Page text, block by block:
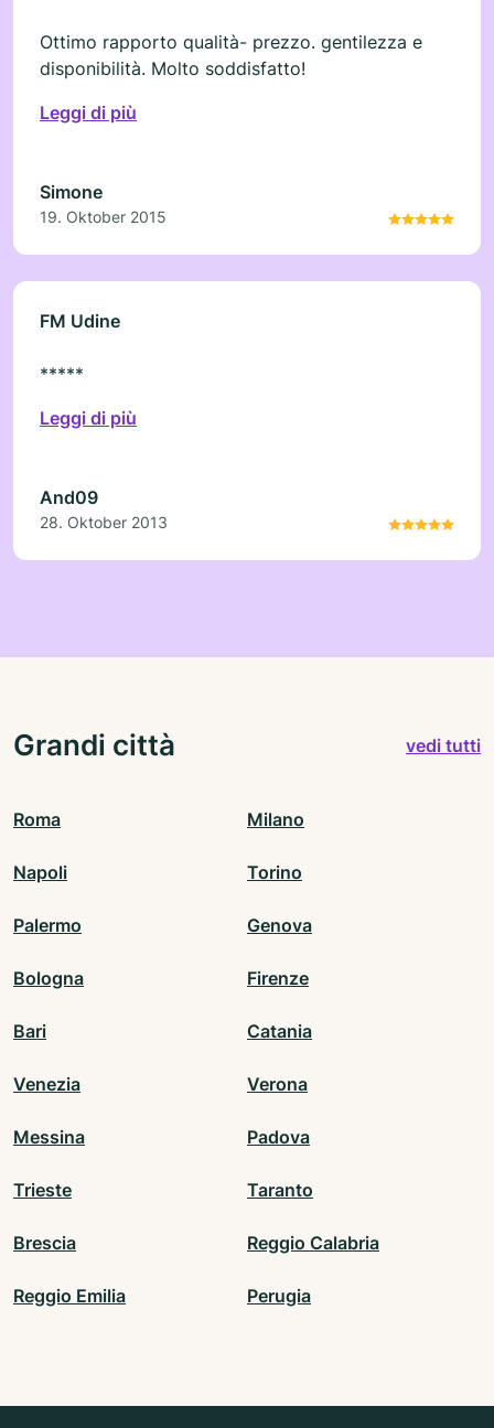
Ottimo rapporto qualità- prezzo. gentilezza e
disponibilità. Molto soddisfatto!
Leggi di più
Simone
19. Oktober 2015
FM Udine
*****
Leggi di più
And09
28. Oktober 2013
Grandi città vedi tutti
Roma Milano
Napoli Torino
Palermo Genova
Bologna Firenze
Bari Catania
Venezia Verona
Messina Padova
Trieste Taranto
Brescia Reggio Calabria
Reggio Emilia Perugia